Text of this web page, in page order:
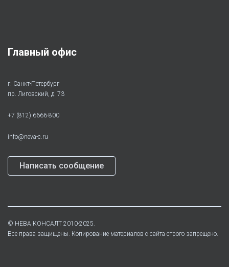
Главный офис
г. Санкт-Петербург
пр. Лиговский, д. 73
+7 (812) 6666-800
info@neva-c.ru
Написать сообщение
© НЕВА КОНСАЛТ 2010-2025.
Все права защищены. Копирование материалов с сайта строго запрещено.